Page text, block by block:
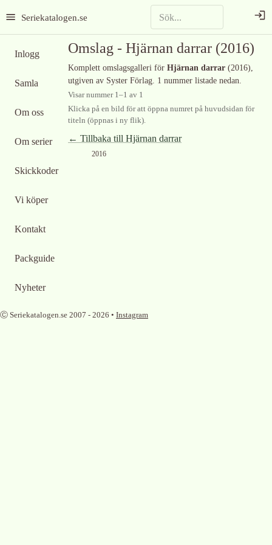
Seriekatalogen.se
Inlogg
Samla
Om oss
Om serier
Skickkoder
Vi köper
Kontakt
Packguide
Nyheter
Omslag - Hjärnan darrar (2016)
Komplett omslagsgalleri för Hjärnan darrar (2016),
utgiven av Syster Förlag. 1 nummer listade nedan.
Visar nummer 1–1 av 1
Klicka på en bild för att öppna numret på huvudsidan för
titeln (öppnas i ny flik).
← Tillbaka till Hjärnan darrar
2016
Ⓒ Seriekatalogen.se 2007 - 2026 • Instagram